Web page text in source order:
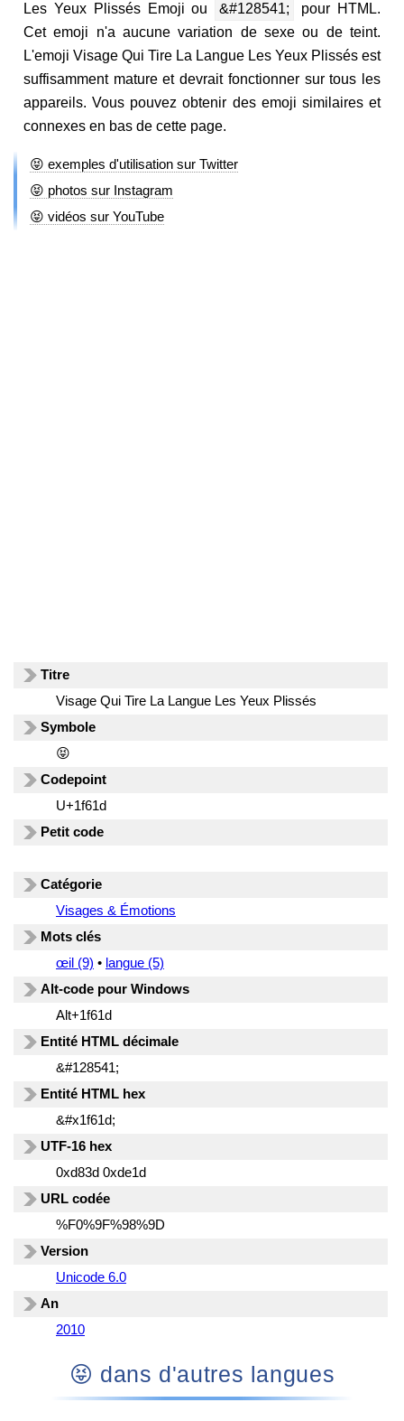
Les Yeux Plissés Emoji ou &#128541;
pour HTML.
Cet emoji n'a aucune variation de sexe ou de teint.
L'emoji Visage Qui Tire La Langue Les Yeux Plissés est
suffisamment mature et devrait fonctionner sur tous les
appareils. Vous pouvez obtenir des emoji similaires et
connexes en bas de cette page.
😝 exemples d'utilisation sur Twitter
😝 photos sur Instagram
😝 vidéos sur YouTube
Titre
Visage Qui Tire La Langue Les Yeux Plissés
Symbole
😝
Codepoint
U+1f61d
Petit code
Catégorie
Visages & Émotions
Mots clés
œil (9) • langue (5)
Alt-code pour Windows
Alt+1f61d
Entité HTML décimale
&#128541;
Entité HTML hex
&#x1f61d;
UTF-16 hex
0xd83d 0xde1d
URL codée
%F0%9F%98%9D
Version
Unicode 6.0
An
2010
😝 dans d'autres langues